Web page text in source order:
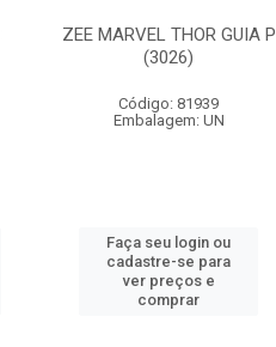
ZEE MARVEL THOR GUIA P
(3026)
Código: 81939
Embalagem: UN
Faça seu login ou
cadastre-se para
ver preços e
comprar